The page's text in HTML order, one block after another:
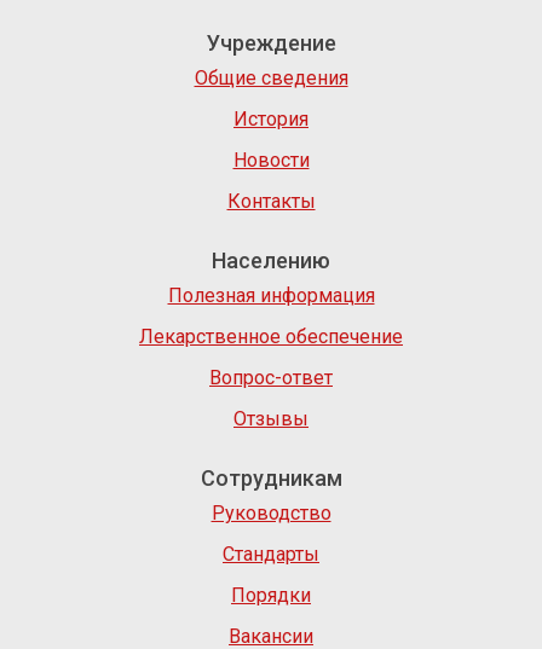
Учреждение
Общие сведения
История
Новости
Контакты
Населению
Полезная информация
Лекарственное обеспечение
Вопрос-ответ
Отзывы
Сотрудникам
Руководство
Стандарты
Порядки
Вакансии